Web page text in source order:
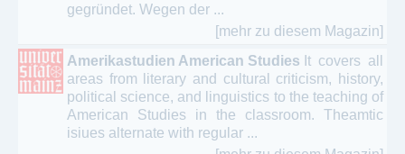
gegründet. Wegen der ...
[mehr zu diesem Magazin]
Amerikastudien American Studies It covers all
areas from literary and cultural criticism, history,
political science, and linguistics to the teaching of
American Studies in the classroom. Theamtic
isiues alternate with regular ...